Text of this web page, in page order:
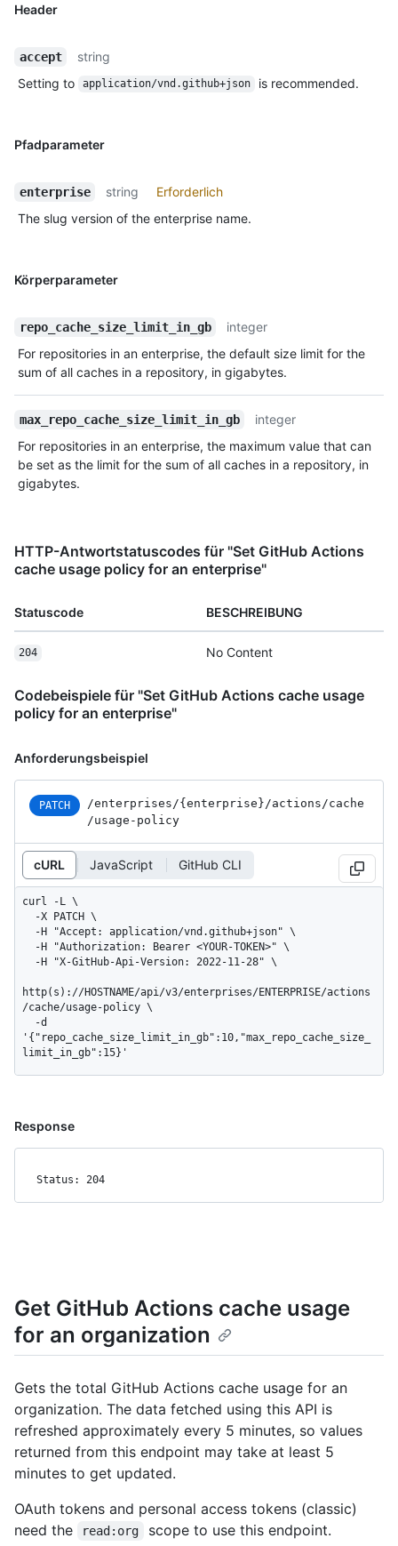
Header
accept
string
Setting to
application/vnd.github+json is recommended.
Pfadparameter
enterprise string
Erforderlich
The slug version of the enterprise name.
Körperparameter
repo_cache_size_limit_in_gb
integer
For repositories in an enterprise, the default size limit for the
sum of all caches in a repository, in gigabytes.
max_repo_cache_size_limit_in_gb
integer
For repositories in an enterprise, the maximum value that can
be set as the limit for the sum of all caches in a repository, in
gigabytes.
HTTP-Antwortstatuscodes für "Set GitHub Actions
cache usage policy for an enterprise"
Statuscode BESCHREIBUNG
204 No Content
Codebeispiele für "Set GitHub Actions cache usage
policy for an enterprise"
Anforderungsbeispiel
PATCH /enterprises /{enterprise} /actions /cache
/usage-policy
cURL JavaScript GitHub CLI
curl -L \
http(s)://HOSTNAME/api/v3/enterprises/ENTERPRISE/actions
/cache/usage-policy \
'{"repo_cache_size_limit_in_gb":10,"max_repo_cache_size_
limit_in_gb":15}'
Response
Status: 204
Get GitHub Actions cache usage
for an organization
Gets the total GitHub Actions cache usage for an
organization. The data fetched using this API is
refreshed approximately every 5 minutes, so values
returned from this endpoint may take at least 5
minutes to get updated.
OAuth tokens and personal access tokens (classic)
need the
read:org scope to use this endpoint.